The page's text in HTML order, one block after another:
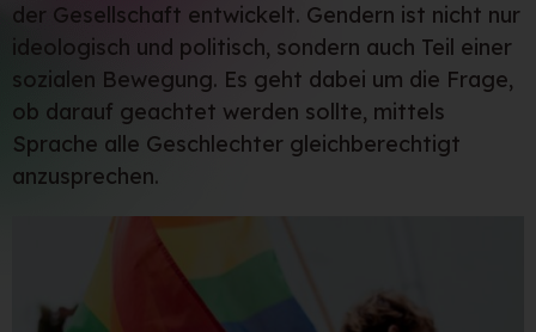
der Gesellschaft entwickelt. Gendern ist nicht nur
ideologisch und politisch, sondern auch Teil einer
sozialen Bewegung. Es geht dabei um die Frage,
ob darauf geachtet werden sollte, mittels
Sprache alle Geschlechter gleichberechtigt
anzusprechen.